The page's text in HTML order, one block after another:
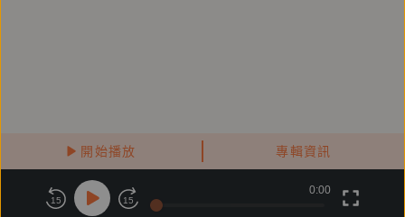
開始播放 專輯資訊
關於鏡好聽
15 15
0:00